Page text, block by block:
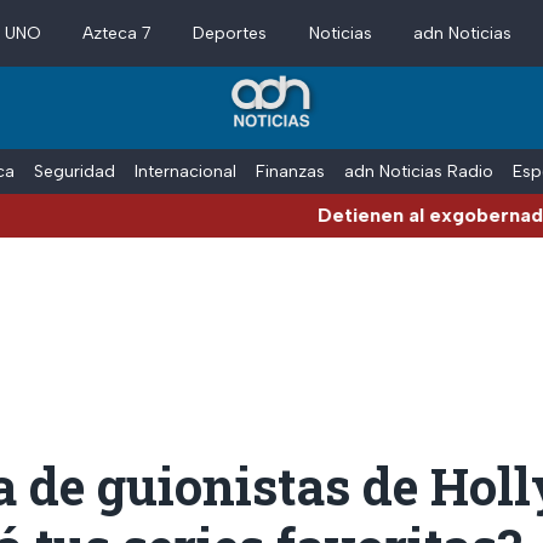
Azteca 7 Deportes Noticias adn Noticias
Seguridad Internacional Finanzas adn Noticias Radio
Detienen al exgobernador de
de guionistas de